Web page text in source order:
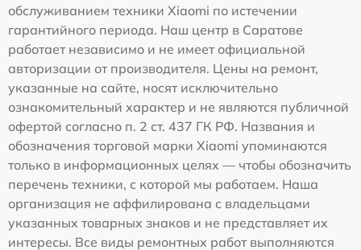
обслуживанием техники Xiaomi по истечении
гарантийного периода. Наш центр в Саратове
работает независимо и не имеет официальной
авторизации от производителя. Цены на ремонт,
указанные на сайте, носят исключительно
ознакомительный характер и не являются публичной
офертой согласно п. 2 ст. 437 ГК РФ. Названия и
обозначения торговой марки Xiaomi упоминаются
только в информационных целях — чтобы обозначить
перечень техники, с которой мы работаем. Наша
организация не аффилирована с владельцами
указанных товарных знаков и не представляет их
интересы. Все виды ремонтных работ выполняются